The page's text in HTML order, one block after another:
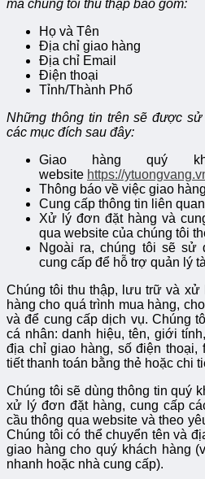
mà chúng tôi thu thập bao gồm:
Họ và Tên
Địa chỉ giao hàng
Địa chỉ Email
Điện thoại
Tỉnh/Thành Phố
Những thông tin trên sẽ được
các mục đích sau đây:
Giao hàng quý
website https://
Thông báo về việc giao
Cung cấp thông tin liên
Xử lý đơn đặt hàng và
qua website của chúng tôi
Ngoài ra, chúng tôi sẽ sử
cung cấp để hỗ trợ quản lý
Chúng tôi thu thập, lưu trữ và xử
hàng cho quá trình mua hàng,
và để cung cấp dịch vụ. Chúng
cá nhân: danh hiệu, tên, giới
địa chỉ giao hàng, số điện thoại,
tiết thanh toán bằng thẻ hoặc chi
Chúng tôi sẽ dùng thông tin quý
xử lý đơn đặt hàng, cung cấp
cầu thông qua website và theo
Chúng tôi có thể chuyển tên và
giao hàng cho quý khách hàng
nhanh hoặc nhà cung cấp).